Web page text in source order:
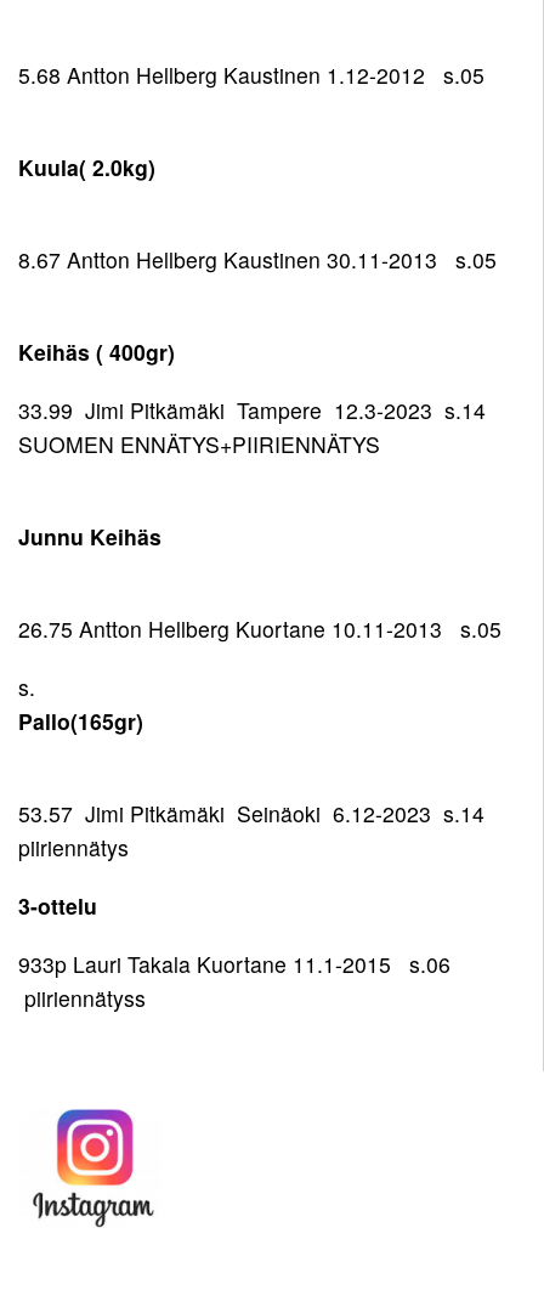
5.68 Antton Hellberg Kaustinen 1.12-2012 s.05
Kuula( 2.0kg)
8.67 Antton Hellberg Kaustinen 30.11-2013 s.05
Keihäs ( 400gr)
33.99 Jimi Pitkämäki Tampere 12.3-2023 s.14
SUOMEN ENNÄTYS+PIIRIENNÄTYS
Junnu Keihäs
26.75 Antton Hellberg Kuortane 10.11-2013 s.05
s.
Pallo(165gr)
53.57 Jimi Pitkämäki Seinäoki 6.12-2023 s.14
piiriennätys
3-ottelu
933p Lauri Takala Kuortane 11.1-2015 s.06
piiriennätyss